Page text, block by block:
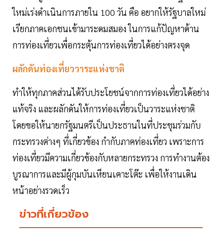
ใหม่เร่งดำเนินการภายใน 100 วัน คือ อยากให้รัฐบาลใหม่
เรียกภาคเอกชนเข้ามาระดมสมอง ในการแก้ปัญหาด้าน
การท่องเที่ยวเพื่อกระตุ้นการท่องเที่ยวได้อย่างตรงจุด
ผลักดันท่องเที่ยววาระแห่งชาติ
ทำให้ทุกภาคส่วนได้รับประโยชน์จากการท่องเที่ยวได้อย่าง
แท้จริง และผลักดันให้การท่องเที่ยวเป็นวาระแห่งชาติ
โดยขอให้นายกรัฐมนตรีเป็นประธานในที่ประชุมร่วมกับ
กระทรวงต่างๆ ที่เกี่ยวข้อง กำกับภาคท่องเที่ยว เพราะการ
ท่องเที่ยวมีความเกี่ยวข้องกับหลายกระทรวง การทำงานต้อง
บูรณาการและมีผู้กุมบันเหียนเคาะโต๊ะ เพื่อให้งานเดิน
หน้าอย่างรวดเร็ว
ข่าวที่เกี่ยวข้อง